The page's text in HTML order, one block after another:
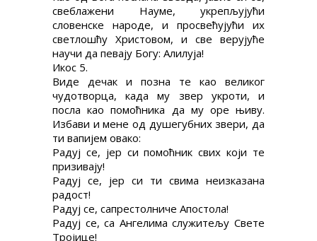
свеблажени Науме, укрепљујући
словенске народе, и просвећујући их
светлошћу Христовом, и све верујуће
научи да певају Богу: Алилуја!
Икос 5.
Виде дечак и позна те као великог
чудотворца, када му звер укроти, и
посла као помоћника да му оре њиву.
Избави и мене од душегубних звери, да
ти вапијем овако:
Радуј се, јер си помоћник свих који те
призивају!
Радуј се, јер си ти свима неизказана
радост!
Радуј се, сапрестолниче Апостола!
Радуј се, са Ангелима служитељу Свете
Тројице!